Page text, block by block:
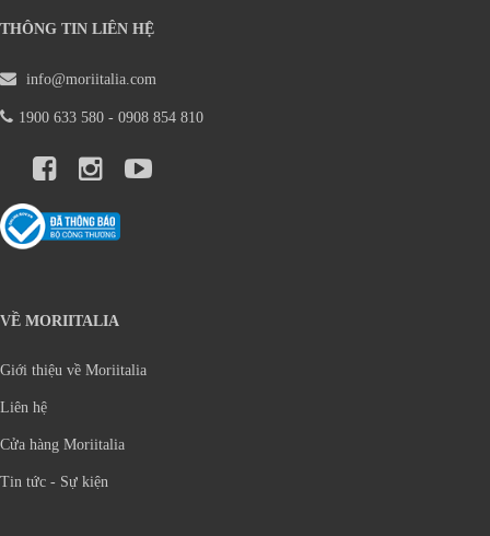
THÔNG TIN LIÊN HỆ
info@moriitalia.com
1900 633 580 - 0908 854 810
VỀ MORIITALIA
Giới thiệu về Moriitalia
Liên hệ
Cửa hàng Moriitalia
Tin tức - Sự kiện